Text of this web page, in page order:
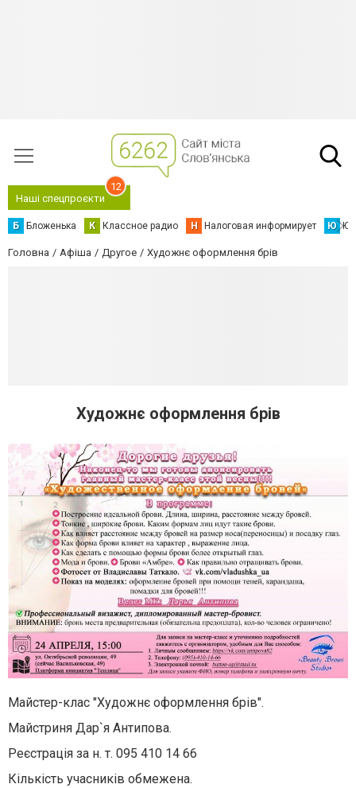
Наші спецпроєкти
12
Б Бложенька К Классное радио Н Налоговая информирует Ю
Головна Афіша Другое Художнє оформлення брів
Художнє оформлення брів
Майстер-клас "Художнє оформлення брів".
Майстриня Дар`я Антипова.
Реєстрація за н. т. 095 410 14 66
Кількість учасників обмежена.